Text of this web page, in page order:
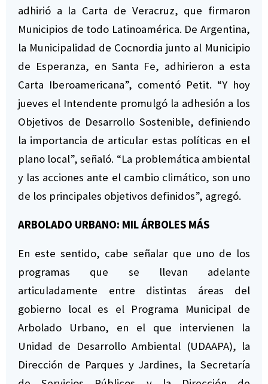
adhirió a la Carta de Veracruz, que firmaron
Municipios de todo Latinoamérica. De Argentina,
la Municipalidad de Cocnordia junto al Municipio
de Esperanza, en Santa Fe, adhirieron a esta
Carta Iberoamericana”, comentó Petit. “Y hoy
jueves el Intendente promulgó la adhesión a los
Objetivos de Desarrollo Sostenible, definiendo
la importancia de articular estas políticas en el
plano local”, señaló. “La problemática ambiental
y las acciones ante el cambio climático, son uno
de los principales objetivos definidos”, agregó.
ARBOLADO URBANO: MIL ÁRBOLES MÁS
En este sentido, cabe señalar que uno de los
programas que se llevan adelante
articuladamente entre distintas áreas del
gobierno local es el Programa Municipal de
Arbolado Urbano, en el que intervienen la
Unidad de Desarrollo Ambiental (UDAAPA), la
Dirección de Parques y Jardines, la Secretaría